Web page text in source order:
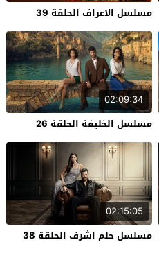
مسلسل الاعراف الحلقة 39
02:09:34
مسلسل الخليفة الحلقة 26
02:15:05
مسلسل حلم اشرف الحلقة 38